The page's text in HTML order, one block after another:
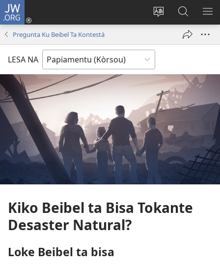
JW.ORG
Kambia
Log
window)
Buska
Riba
JW.ORG
Pregunta Ku Beibel Ta Kontestá
LESA NA
Kiko Beibel ta Bisa Tokante
Desaster Natural?
Loke Beibel ta bisa